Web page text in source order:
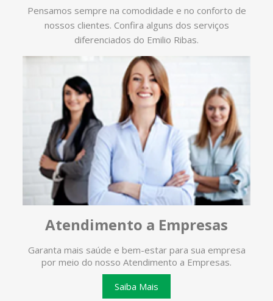
Pensamos sempre na comodidade e no conforto de
nossos clientes. Confira alguns dos serviços
diferenciados do Emilio Ribas.
Atendimento a Empresas
Garanta mais saúde e bem-estar para sua empresa
por meio do nosso Atendimento a Empresas.
Saiba Mais